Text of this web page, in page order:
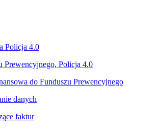
Policja 4.0
Prewencyjnego, Policja 4.0
do Funduszu Prewencyjnego
danych
faktur